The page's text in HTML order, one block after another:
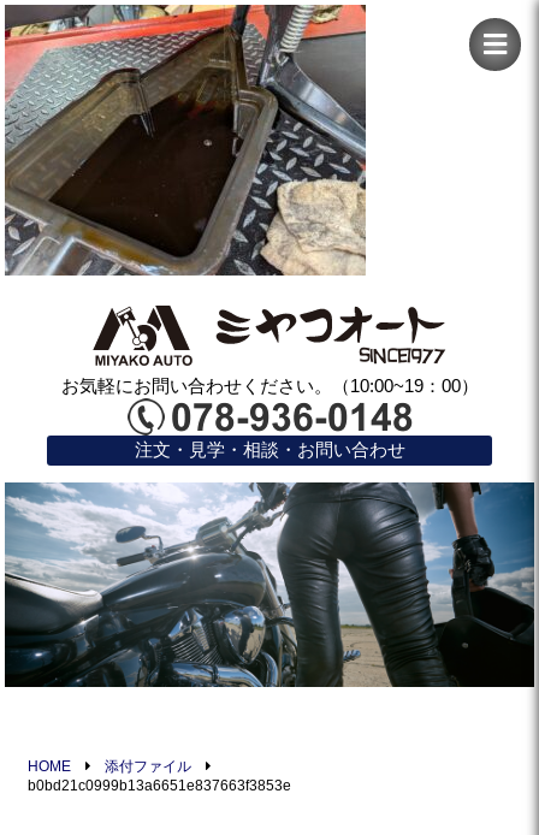
お気軽にお問い合わせください。（10:00~19：00）
注文・見学・相談・お問い合わせ
HOME
添付ファイル
b0bd21c0999b13a6651e837663f3853e